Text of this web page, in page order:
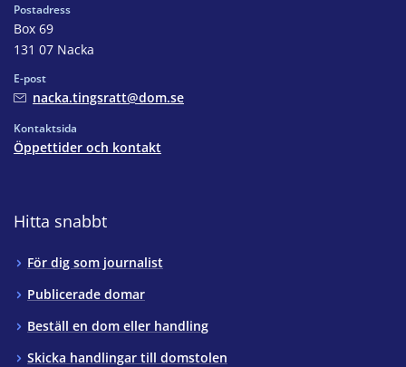
Postadress
Box 69
131 07 Nacka
E-post
nacka.tingsratt@dom.se
Kontaktsida
Öppettider och kontakt
Hitta snabbt
För dig som journalist
Publicerade domar
Beställ en dom eller handling
Skicka handlingar till domstolen